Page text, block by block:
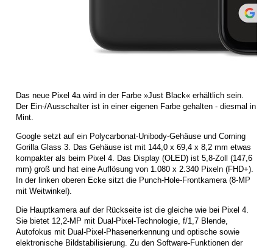
Das neue Pixel 4a wird in der Farbe »Just Black« erhältlich sein.
Der Ein-/Ausschalter ist in einer eigenen Farbe gehalten - diesmal in
Mint.
Google setzt auf ein Polycarbonat-Unibody-Gehäuse und Corning
Gorilla Glass 3. Das Gehäuse ist mit 144,0 x 69,4 x 8,2 mm etwas
kompakter als beim Pixel 4. Das Display (OLED) ist 5,8-Zoll (147,6
mm) groß und hat eine Auflösung von 1.080 x 2.340 Pixeln (FHD+).
In der linken oberen Ecke sitzt die Punch-Hole-Frontkamera (8-MP
mit Weitwinkel).
Die Hauptkamera auf der Rückseite ist die gleiche wie bei Pixel 4.
Sie bietet 12,2-MP mit Dual-Pixel-Technologie, f/1,7 Blende,
Autofokus mit Dual-Pixel-Phasenerkennung und optische sowie
elektronische Bildstabilisierung. Zu den Software-Funktionen der